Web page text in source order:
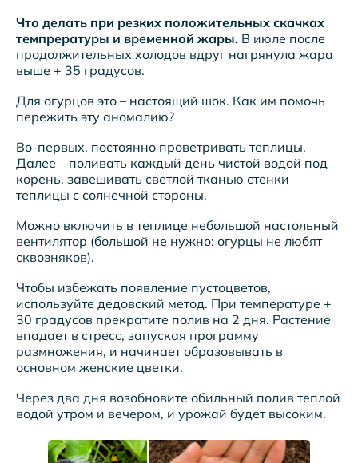
Что делать при резких положительных скачках
темпрературы и временной жары. В июле после
продолжительных холодов вдруг нагрянула жара
выше + 35 градусов.
Для огурцов это – настоящий шок. Как им помочь
пережить эту аномалию?
Во-первых, постоянно проветривать теплицы.
Далее – поливать каждый день чистой водой под
корень, завешивать светлой тканью стенки
теплицы с солнечной стороны.
Можно включить в теплице небольшой настольный
вентилятор (большой не нужно: огурцы не любят
сквозняков).
Чтобы избежать появление пустоцветов,
используйте дедовский метод. При температуре +
30 градусов прекратите полив на 2 дня. Растение
впадает в стресс, запуская программу
размножения, и начинает образовывать в
основном женские цветки.
Через два дня возобновите обильный полив теплой
водой утром и вечером, и урожай будет высоким.